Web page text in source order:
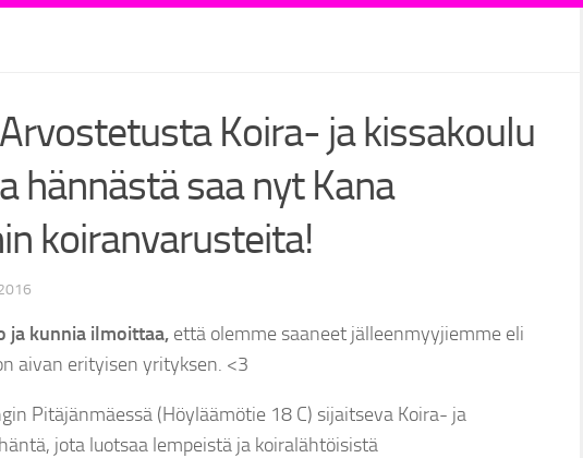
Koira- ja kissakoulu
hännästä saa nyt Kana
koiranvarusteita!
ja kunnia ilmoittaa, että olemme saaneet jälleenmyyjiemme eli
aivan erityisen yrityksen. <3
Pitäjänmäessä (Höyläämötie 18 C) sijaitseva Koira- ja
jota luotsaa lempeistä ja koiralähtöisistä